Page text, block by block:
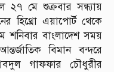
মে শুক্রবার সন্ধ্যায়
হিথ্রো এয়াপোর্ট থেকে
শনিবার বাংলাদেশ সময়
বিমান বন্দরে
গাফফার চৌধুরীর